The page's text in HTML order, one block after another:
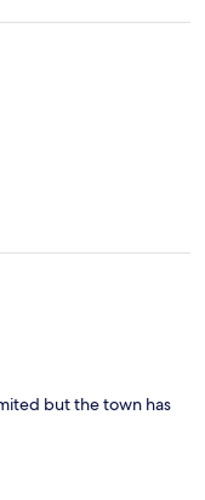
but the town has